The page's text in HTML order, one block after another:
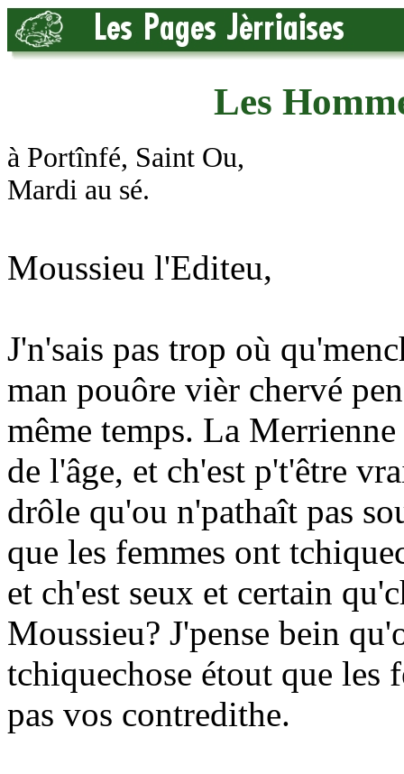
Les
à Portînfé, Saint Ou,
Mardi au sé.
Moussieu l'Editeu,
J'n'sais pas trop où
man pouôre vièr chervé
même temps. La
de l'âge, et ch'est p't'être
drôle qu'ou n'pathaît pas
que les femmes ont
et ch'est seux et certain
Moussieu? J'pense bein
tchiquechose étout que les
pas vos contredithe.